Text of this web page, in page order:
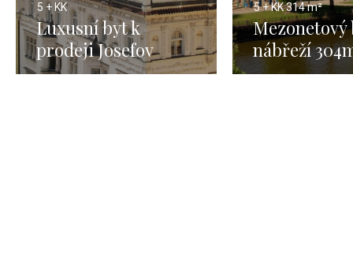
5 + KK
Luxusní byt k
prodeji Josefov
Praha 1
5 + KK314 m²
Mezonetový
nábřeží